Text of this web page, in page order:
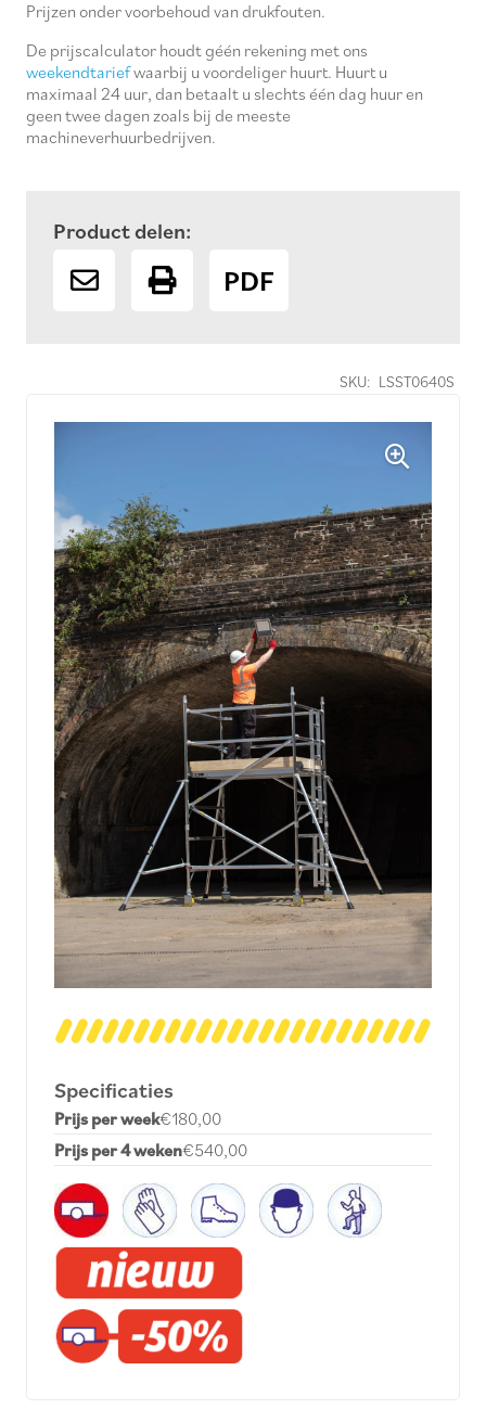
SKU: LSST0640S
Specificaties
Prijs per week€180,00
Prijs per 4 weken€540,00
Prijzen onder voorbehoud van drukfouten.
De prijscalculator houdt géén rekening met ons
weekendtariefwaarbij u voordeliger huurt. Huurt u
maximaal 24 uur, dan betaalt u slechts één dag huur en
geen twee dagen zoals bij de meeste
machineverhuurbedrijven.
Product delen:
PDF